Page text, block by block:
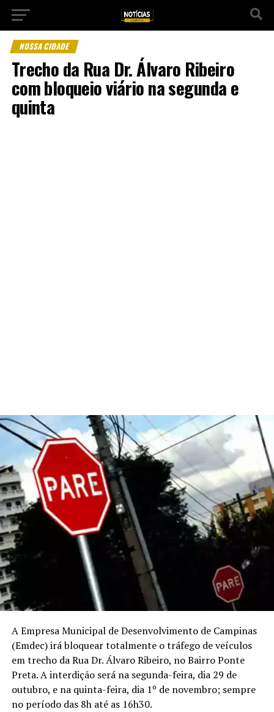
NOSSA CIDADE
Trecho da Rua Dr. Álvaro Ribeiro
com bloqueio viário na segunda e
quinta
A Empresa Municipal de Desenvolvimento de Campinas
(Emdec) irá bloquear totalmente o tráfego de veículos
em trecho da Rua Dr. Álvaro Ribeiro, no Bairro Ponte
Preta. A interdição será na segunda-feira, dia 29 de
outubro, e na quinta-feira, dia 1º de novembro; sempre
no período das 8h até as 16h30.